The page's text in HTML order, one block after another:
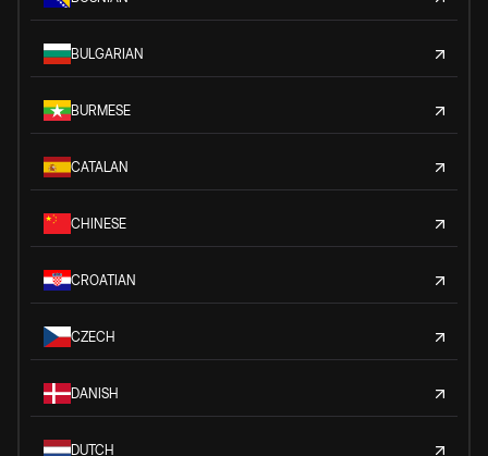
BULGARIAN
BURMESE
CATALAN
CHINESE
CROATIAN
CZECH
DANISH
DUTCH